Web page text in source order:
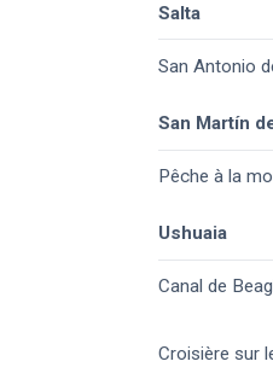
Salta
San Antonio
San Martín
Pêche à la
Ushuaia
Canal de
Croisière sur